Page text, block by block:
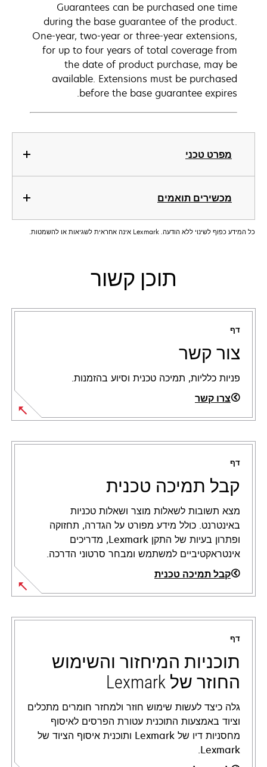
מפרט טכני
מכשירים תואמים
Guarantees can be purchased one time
during the base guarantee of the product.
One-year, two-year or three-year extensions,
for up to four years of total coverage from
the date of product purchase, may be
available. Extensions must be purchased
before the base guarantee expires.
כל המידע כפוף לשינוי ללא הודעה. Lexmark אינה אחראית לשגיאות או להשמטות.
תוכן קשור
דף
צור קשר
פניות כלליות, תמיכה טכנית וסיוע בהזמנות.
צרו קשר
דף
קבל תמיכה טכנית
מצא תשובות לשאלות מוצר ושאלות טכניות
באינטרנט. כולל מידע מפורט על הגדרה, תחזוקה
ופתרון בעיות של התקן Lexmark, מדריכים
אינטראקטיביים למשתמש ומבחר סרטוני הדרכה.
קבל תמיכה טכנית
opens
in
new
tab
דף
תוכניות המיחזור והשימוש
החוזר של Lexmark
גלה כיצד לעשות שימוש חוזר ולמחזר חומרים מתכלים
וציוד באמצעות התוכנית עטורת הפרסים לאיסוף
מחסניות דיו של Lexmark ותוכנית איסוף הציוד של
Lexmark.